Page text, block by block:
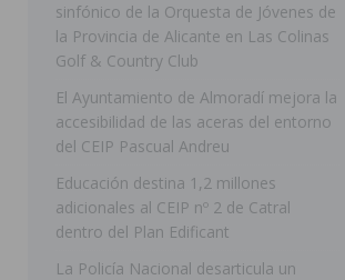
[ 07/08/2026 ]
Rojales
[ 06/08/2026 ]
Redován
Arcángel
REDOVÁN
[ 06/08/2026 ]
El PSOE
[ 07/08/2026 ] FEGADO
DOLORES
Los
sinfónico de la Orquesta de Jóvenes de
la Provincia de Alicante en Las Colinas
Golf & Country Club
El Ayuntamiento de Almoradí mejora la
accesibilidad de las aceras del entorno
del CEIP Pascual Andreu
Educación destina 1,2 millones
adicionales al CEIP nº 2 de Catral
dentro del Plan Edificant
La Policía Nacional desarticula un